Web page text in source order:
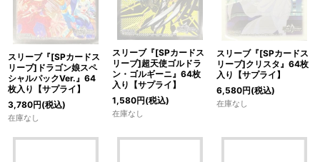
スリーブ『[SPカードス
リーブ]ドラゴン娘スペ
シャルパックVer.』64
枚入り【サプライ】
3,780円(税込)
在庫なし
スリーブ『[SPカードス
リーブ]超天使ゴルドラ
ン・ゴルギーニ』64枚
入り【サプライ】
1,580円(税込)
在庫なし
スリーブ『[SPカードス
リーブ]クリスタ』64枚
入り【サプライ】
6,580円(税込)
在庫なし